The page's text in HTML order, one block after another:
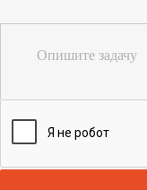
Опишите задачу